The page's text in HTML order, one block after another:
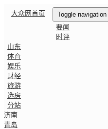
Toggle navigation
大众网首页
要闻
时评
山东
体育
娱乐
财经
旅游
选房
分站
济南
青岛